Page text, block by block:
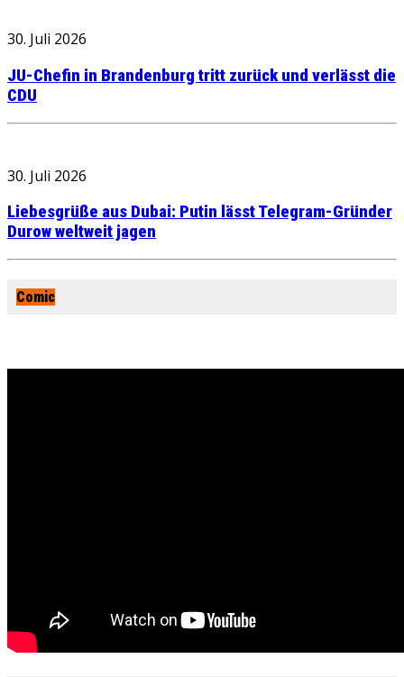
30. Juli 2026
JU-Chefin in Brandenburg tritt zurück und verlässt die
CDU
30. Juli 2026
Liebesgrüße aus Dubai: Putin lässt Telegram-Gründer
Durow weltweit jagen
Comic